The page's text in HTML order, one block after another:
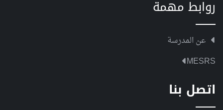
روابط مهمة
عن المدرسة
MESRS
اتصل بنا